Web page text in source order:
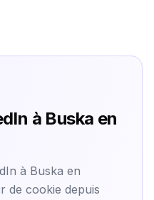
à Buska en
à Buska en
de cookie depuis